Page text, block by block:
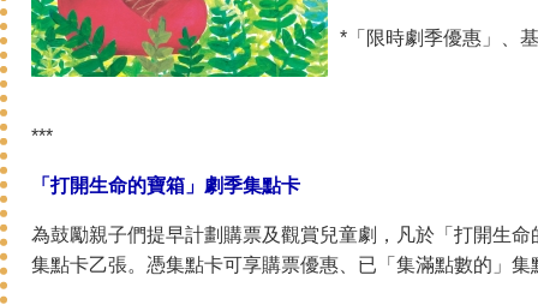
*「限時劇季優惠」、
***
「打開生命的寶箱」劇季集點卡
為鼓勵親子們提早計劃購票及觀賞兒童劇，凡於「打開生
集點卡乙張。憑集點卡可享購票優惠、已「集滿點數的」